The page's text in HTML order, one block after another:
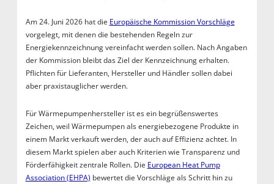
Am 24. Juni 2026 hat die Europäische Kommission Vorschläge
vorgelegt, mit denen die bestehenden Regeln zur
Energiekennzeichnung vereinfacht werden sollen. Nach Angaben
der Kommission bleibt das Ziel der Kennzeichnung erhalten.
Pflichten für Lieferanten, Hersteller und Händler sollen dabei
aber praxistauglicher werden.
Für Wärmepumpenhersteller ist es ein begrüßenswertes
Zeichen, weil Wärmepumpen als energiebezogene Produkte in
einem Markt verkauft werden, der auch auf Effizienz achtet. In
diesem Markt spielen aber auch Kriterien wie Transparenz und
Förderfähigkeit zentrale Rollen. Die European Heat Pump
Association (EHPA) bewertet die Vorschläge als Schritt hin zu